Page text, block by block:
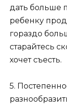
дать больше
ребенку
гораздо
старайтесь
хочет съесть.
5.